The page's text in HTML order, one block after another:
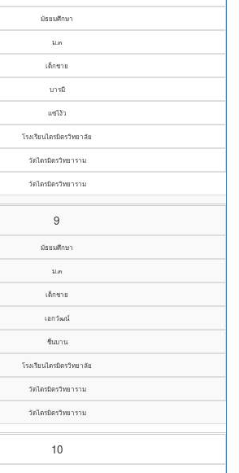
มัธยมศึกษา
ม.๓
เด็กชาย
บารมี
แซ่โง้ว
โรงเรียนไตรมิตรวิทยาลัย
วัดไตรมิตรวิทยาราม
วัดไตรมิตรวิทยาราม
9
มัธยมศึกษา
ม.๓
เด็กชาย
เอกวัฒน์
ชื่นบาน
โรงเรียนไตรมิตรวิทยาลัย
วัดไตรมิตรวิทยาราม
วัดไตรมิตรวิทยาราม
10